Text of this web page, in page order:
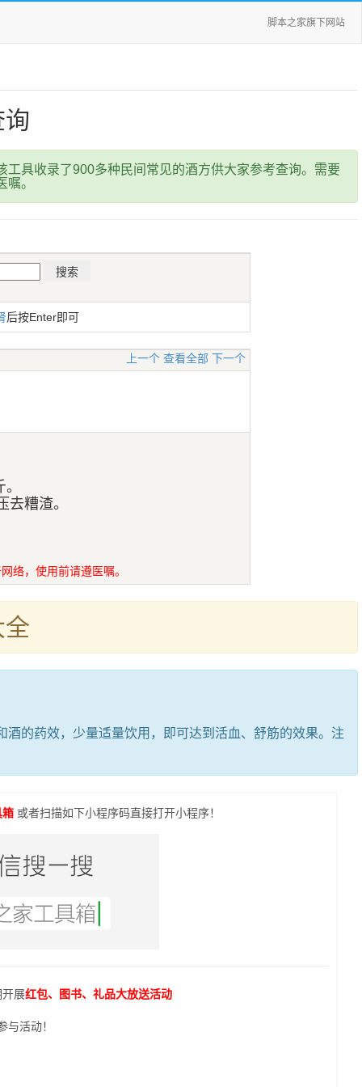
脚本之家旗下网站
具收录了900多种民间常见的酒方供大家参考查询。需要
。
后按Enter即可
上一个 查看全部 下一个
糟渣。
络，使用前请遵医嘱。
全
的药效，少量适量饮用，即可达到活血、舒筋的效果。注
箱或者扫描如下小程序码直接打开小程序！
展红包、图书、礼品大放送活动
与活动！